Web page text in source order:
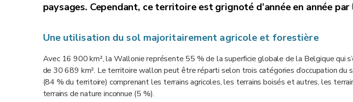
paysages. Cependant, ce territoire est grignoté d’année en année
Une utilisation du sol majoritairement agricole et forestière
Avec 16 900 km², la Wallonie représente 55 % de la superficie globale de la Belgique qui
de 30 689 km². Le territoire wallon peut être réparti selon trois catégories d’occupation du
(84 % du territoire) comprenant les terrains agricoles, les terrains boisés et autres, les
terrains de nature inconnue (5 %).